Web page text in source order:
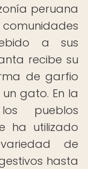
peruana
a sus
recibe su
de garfio
gato. En la
pueblos
ha utilizado
de
hasta